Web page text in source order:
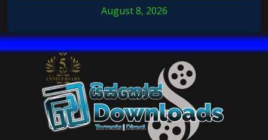
August 8, 2026